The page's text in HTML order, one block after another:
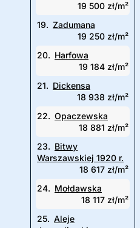
19 500 zł/m²
19. Zadumana
19 250 zł/m²
20. Harfowa
19 184 zł/m²
21. Dickensa
18 938 zł/m²
22. Opaczewska
18 881 zł/m²
23. Bitwy
Warszawskiej 1920 r.
18 617 zł/m²
24. Mołdawska
18 117 zł/m²
25. Aleje